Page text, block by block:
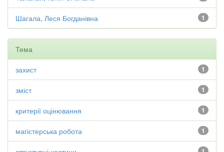
1
Шагала, Леся Богданівна
Тема
1
захист
1
зміст
1
критерії оцінювання
1
магістерська робота